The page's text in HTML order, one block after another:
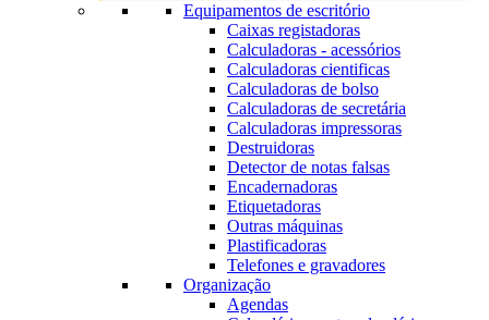
Equipamentos de escritório
Caixas registadoras
Calculadoras - acessórios
Calculadoras cientificas
Calculadoras de bolso
Calculadoras de secretária
Calculadoras impressoras
Destruidoras
Detector de notas falsas
Encadernadoras
Etiquetadoras
Outras máquinas
Plastificadoras
Telefones e gravadores
Organização
Agendas